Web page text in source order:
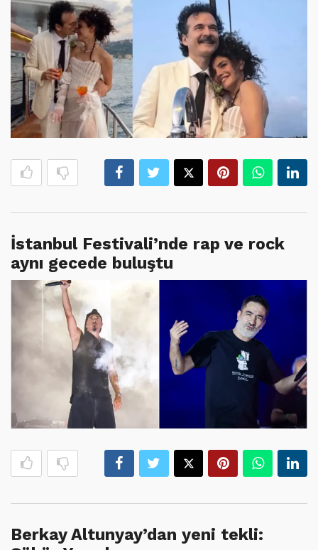
İstanbul Festivali’nde rap ve rock
aynı gecede buluştu
Berkay Altunyay’dan yeni tekli: